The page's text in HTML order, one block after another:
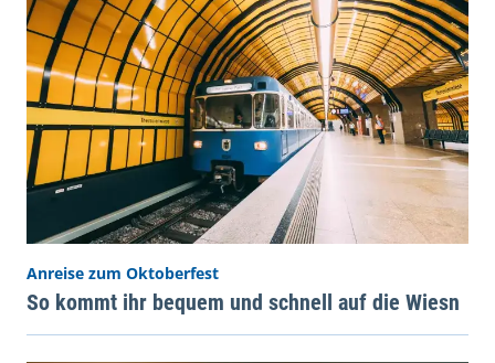
Anreise zum Oktoberfest
So kommt ihr bequem und schnell auf die Wiesn